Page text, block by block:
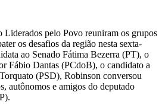
Liderados pelo Povo reuniram os grupos
os desafios da região nesta sexta-
ao Senado Fátima Bezerra (PT), o
Fábio Dantas (PCdoB), o candidato a
(PSD), Robinson conversou
autônomos e amigos do deputado